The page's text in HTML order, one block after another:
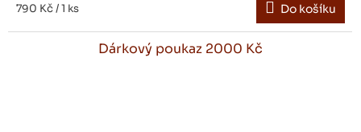
Měrná
790 Kč / 1 ks Do košíku
Dárkový poukaz 2000 Kč